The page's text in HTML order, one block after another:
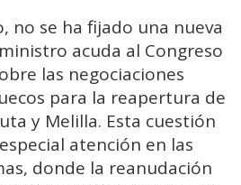
no se ha fijado una nueva
acuda al Congreso
las negociaciones
para la reapertura de
y Melilla. Esta cuestión
atención en las
donde la reanudación